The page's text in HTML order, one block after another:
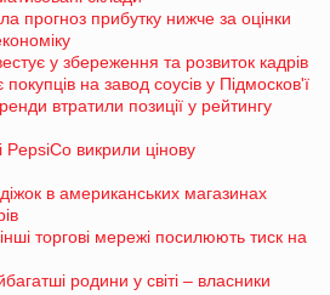
прогноз прибутку нижче за оцінки
у збереження та розвиток кадрів
на завод соусів у Підмосков'ї
втратили позиції у рейтингу
PepsiCo викрили цінову
в американських магазинах
торгові мережі посилюють тиск на
родини у світі – власники